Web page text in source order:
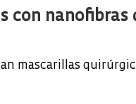
con nanofibras
mascarillas